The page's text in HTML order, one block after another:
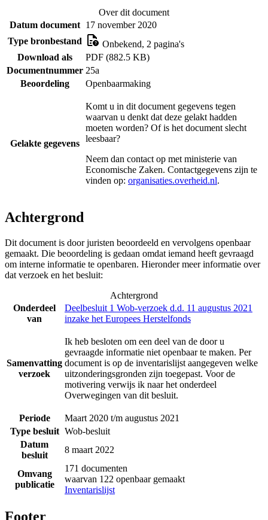
Over dit document
Datum document 17 november 2020
Type bronbestand
Onbekend, 2 pagina's
Download als
PDF (882.5 KB)
Documentnummer 25a
Beoordeling
Openbaarmaking
Gelakte gegevens
Komt u in dit document gegevens tegen
waarvan u denkt dat deze gelakt hadden
moeten worden? Of is het document slecht
leesbaar?
Neem dan contact op met ministerie van
Economische Zaken. Contactgegevens zijn te
vinden op: organisaties.overheid.nl.
Achtergrond
Dit document is door juristen beoordeeld en vervolgens openbaar
gemaakt. Die beoordeling is gedaan omdat iemand heeft gevraagd
om interne informatie te openbaren. Hieronder meer informatie over
dat verzoek en het besluit:
Achtergrond
Onderdeel
van
Deelbesluit 1 Wob-verzoek d.d. 11 augustus 2021
inzake het Europees Herstelfonds
Samenvatting
verzoek
Ik heb besloten om een deel van de door u
gevraagde informatie niet openbaar te maken. Per
document is op de inventarislijst aangegeven welke
uitzonderingsgronden zijn toegepast. Voor de
motivering verwijs ik naar het onderdeel
Overwegingen van dit besluit.
Periode
Maart 2020 t/m augustus 2021
Type besluit Wob-besluit
Datum
besluit
8 maart 2022
Omvang
publicatie
171 documenten
waarvan 122 openbaar gemaakt
Inventarislijst
Footer